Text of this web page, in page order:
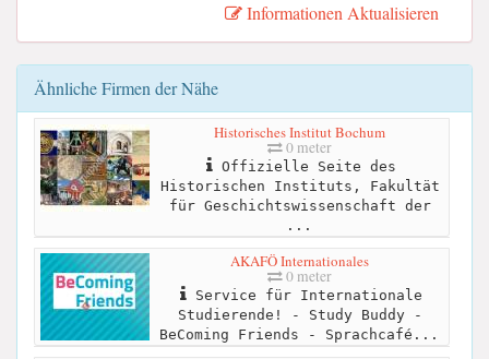
Informationen Aktualisieren
Ähnliche Firmen der Nähe
Historisches Institut Bochum
0 meter
Offizielle Seite des
Historischen Instituts, Fakultät
für Geschichtswissenschaft der
...
AKAFÖ Internationales
0 meter
Service für Internationale
Studierende! - Study Buddy -
BeComing Friends - Sprachcafé...